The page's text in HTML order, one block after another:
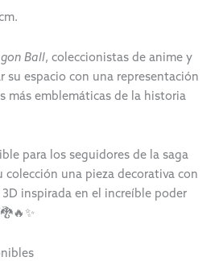
Ball, coleccionistas de anime y
su espacio con una representación
más emblemáticas de la historia
para los seguidores de la saga
colección una pieza decorativa con
inspirada en el increíble poder